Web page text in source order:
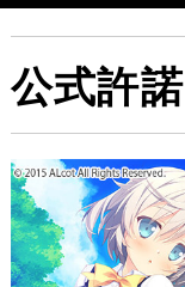
公式許諾